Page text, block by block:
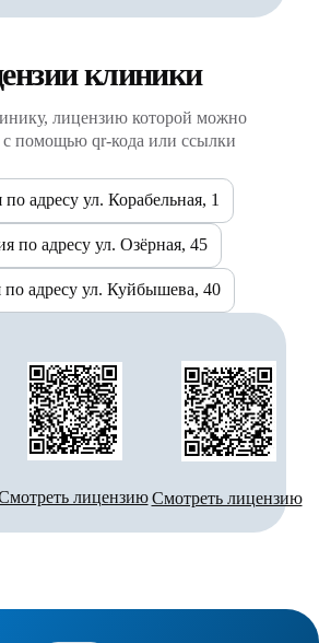
клиники
лицензию которой можно
с помощью qr-кода или ссылки
адресу ул. Корабельная, 1
по адресу ул. Озёрная, 45
адресу ул. Куйбышева, 40
лицензию Смотреть лицензию